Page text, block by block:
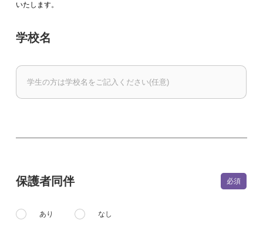
いたします。
学校名
保護者同伴
あり なし